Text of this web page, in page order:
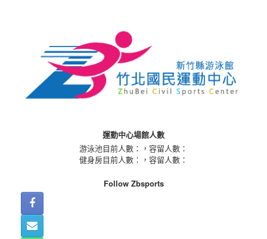
運動中心場館人數
游泳池目前人數：
，容留人數：
健身房目前人數：
，容留人數：
Follow Zbsports